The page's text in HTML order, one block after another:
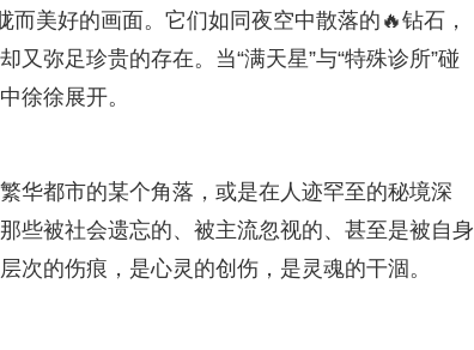
美好的画面。它们如同夜空中散落的🔥钻石，
弥足珍贵的存在。当“满天星”与“特殊诊所”碰
徐徐展开。
华都市的某个角落，或是在人迹罕至的秘境深
些被社会遗忘的、被主流忽视的、甚至是被自身
次的伤痕，是心灵的创伤，是灵魂的干涸。